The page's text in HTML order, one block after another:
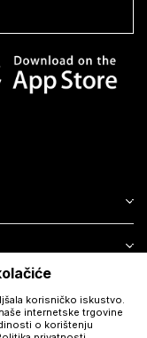
korisničko iskustvo.
internetske trgovine
o korištenju